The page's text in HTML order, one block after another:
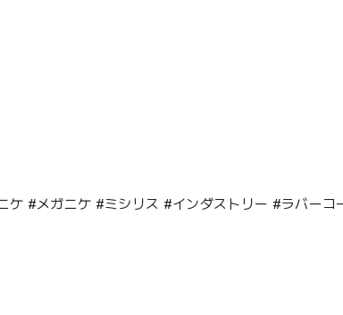
ケ #メガニケ #ミシリス #インダストリー #ラバーコ